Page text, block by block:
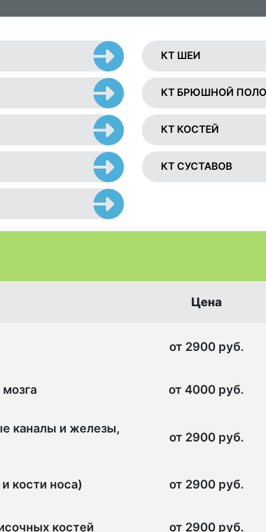
КТ ШЕИ
КТ БРЮШНОЙ
КТ КОСТЕЙ
КТ СУСТАВОВ
Цена
от 2900 руб.
от 4000 руб.
каналы и железы,
от 2900 руб.
кости носа) от 2900 руб.
костей от 2900 руб.